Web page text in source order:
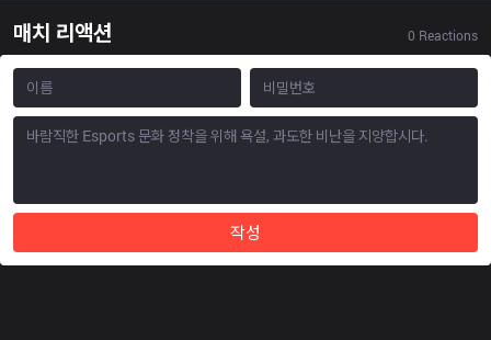
매치 리액션 0 Reactions
작성